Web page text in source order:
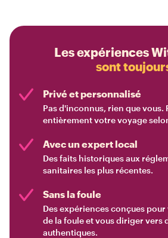
Les expériences
sont
Privé et personnalisé
Pas d'inconnus, rien que vous.
entièrement votre voyage
Avec un expert local
Des faits historiques aux
sanitaires les plus récentes.
Sans la foule
Des expériences conçues
de la foule et vous diriger vers
authentiques.